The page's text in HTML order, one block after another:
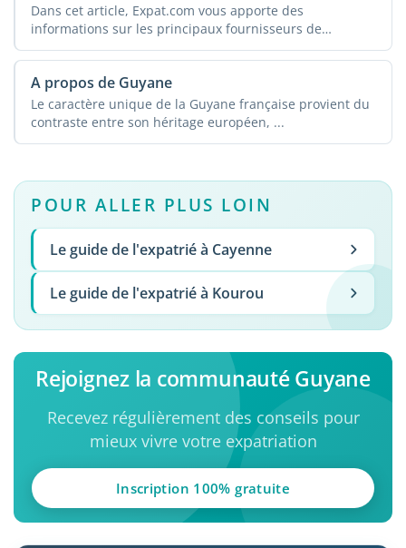
Dans cet article, Expat.com vous apporte des
informations sur les principaux fournisseurs de
téléphonie ...
A propos de Guyane
Le caractère unique de la Guyane française provient du
contraste entre son héritage européen, ...
POUR ALLER PLUS LOIN
Le guide de l'expatrié à Cayenne
Le guide de l'expatrié à Kourou
Rejoignez la communauté Guyane
Recevez régulièrement des conseils pour
mieux vivre votre expatriation
Inscription 100% gratuite